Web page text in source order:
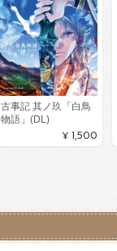
古事記 其ノ玖「白鳥
物語」(DL)
¥1,500